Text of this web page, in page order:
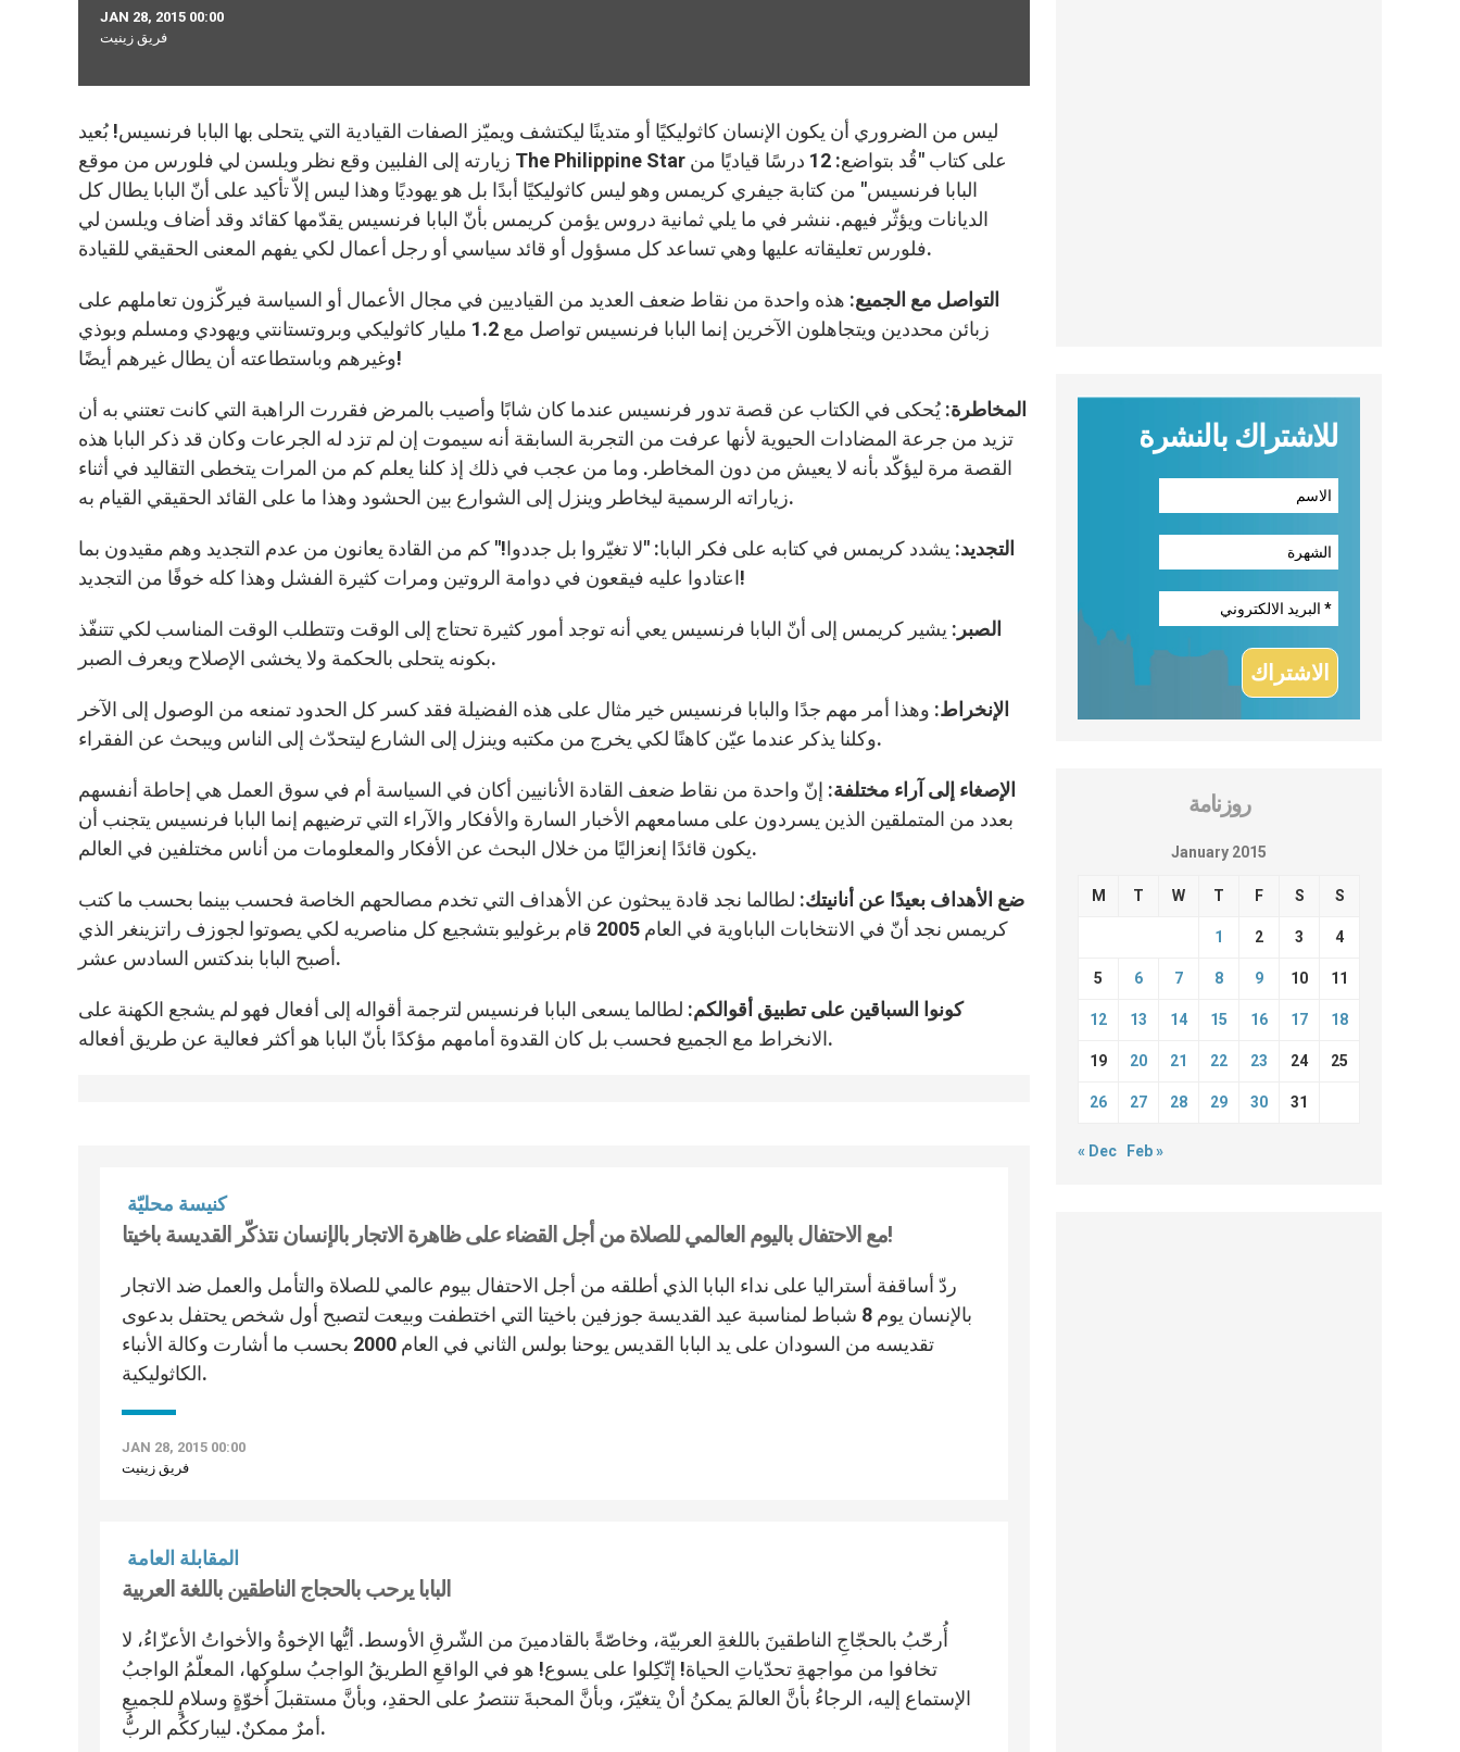
JAN 28, 2015 00:00
فريق زينيت
ليس من الضروري أن يكون الإنسان كاثوليكيًا أو متدينًا ليكتشف ويميّز الصفات القيادية التي يتحلى بها البابا فرنسيس! بُعيد
زيارته إلى الفلبين وقع نظر ويلسن لي فلورس من موقع The Philippine Star على كتاب "قُد بتواضع: 12 درسًا قياديًا من
البابا فرنسيس" من كتابة جيفري كريمس وهو ليس كاثوليكيًا أبدًا بل هو يهوديًا وهذا ليس إلاّ تأكيد على أنّ البابا يطال كل
الديانات ويؤثّر فيهم. ننشر في ما يلي ثمانية دروس يؤمن كريمس بأنّ البابا فرنسيس يقدّمها كقائد وقد أضاف ويلسن لي
فلورس تعليقاته عليها وهي تساعد كل مسؤول أو قائد سياسي أو رجل أعمال لكي يفهم المعنى الحقيقي للقيادة.
التواصل مع الجميع: هذه واحدة من نقاط ضعف العديد من القياديين في مجال الأعمال أو السياسة فيركّزون تعاملهم على
زبائن محددين ويتجاهلون الآخرين إنما البابا فرنسيس تواصل مع 1.2 مليار كاثوليكي وبروتستانتي ويهودي ومسلم وبوذي
وغيرهم وباستطاعته أن يطال غيرهم أيضًا!
المخاطرة: يُحكى في الكتاب عن قصة تدور فرنسيس عندما كان شابًا وأصيب بالمرض فقررت الراهبة التي كانت تعتني به أن
تزيد من جرعة المضادات الحيوية لأنها عرفت من التجربة السابقة أنه سيموت إن لم تزد له الجرعات وكان قد ذكر البابا هذه
القصة مرة ليؤكّد بأنه لا يعيش من دون المخاطر. وما من عجب في ذلك إذ كلنا يعلم كم من المرات يتخطى التقاليد في أثناء
زياراته الرسمية ليخاطر وينزل إلى الشوارع بين الحشود وهذا ما على القائد الحقيقي القيام به.
التجديد: يشدد كريمس في كتابه على فكر البابا: "لا تغيّروا بل جددوا!" كم من القادة يعانون من عدم التجديد وهم مقيدون بما
اعتادوا عليه فيقعون في دوامة الروتين ومرات كثيرة الفشل وهذا كله خوفًا من التجديد!
الصبر: يشير كريمس إلى أنّ البابا فرنسيس يعي أنه توجد أمور كثيرة تحتاج إلى الوقت وتتطلب الوقت المناسب لكي تتنفّذ
بكونه يتحلى بالحكمة ولا يخشى الإصلاح ويعرف الصبر.
الإنخراط: وهذا أمر مهم جدًا والبابا فرنسيس خير مثال على هذه الفضيلة فقد كسر كل الحدود تمنعه من الوصول إلى الآخر
وكلنا يذكر عندما عيّن كاهنًا لكي يخرج من مكتبه وينزل إلى الشارع ليتحدّث إلى الناس ويبحث عن الفقراء.
الإصغاء إلى آراء مختلفة: إنّ واحدة من نقاط ضعف القادة الأنانيين أكان في السياسة أم في سوق العمل هي إحاطة أنفسهم
بعدد من المتملقين الذين يسردون على مسامعهم الأخبار السارة والأفكار والآراء التي ترضيهم إنما البابا فرنسيس يتجنب أن
يكون قائدًا إنعزاليًا من خلال البحث عن الأفكار والمعلومات من أناس مختلفين في العالم.
ضع الأهداف بعيدًا عن أنانيتك: لطالما نجد قادة يبحثون عن الأهداف التي تخدم مصالحهم الخاصة فحسب بينما بحسب ما كتب
كريمس نجد أنّ في الانتخابات الباباوية في العام 2005 قام برغوليو بتشجيع كل مناصريه لكي يصوتوا لجوزف راتزينغر الذي
أصبح البابا بندكتس السادس عشر.
كونوا السباقين على تطبيق أقوالكم: لطالما يسعى البابا فرنسيس لترجمة أقواله إلى أفعال فهو لم يشجع الكهنة على
الانخراط مع الجميع فحسب بل كان القدوة أمامهم مؤكدًا بأنّ البابا هو أكثر فعالية عن طريق أفعاله.
كنيسة محليّة
مع الاحتفال باليوم العالمي للصلاة من أجل القضاء على ظاهرة الاتجار بالإنسان نتذكّر القديسة باخيتا!
ردّ أساقفة أستراليا على نداء البابا الذي أطلقه من أجل الاحتفال بيوم عالمي للصلاة والتأمل والعمل ضد الاتجار
بالإنسان يوم 8 شباط لمناسبة عيد القديسة جوزفين باخيتا التي اختطفت وبيعت لتصبح أول شخص يحتفل بدعوى
تقديسه من السودان على يد البابا القديس يوحنا بولس الثاني في العام 2000 بحسب ما أشارت وكالة الأنباء
الكاثوليكية.
JAN 28, 2015 00:00
فريق زينيت
المقابلة العامة
البابا يرحب بالحجاج الناطقين باللغة العربية
أُرحّبُ بالحجّاجِ الناطقينَ باللغةِ العربيّة، وخاصّةً بالقادمينَ من الشّرقِ الأوسط. أيُّها الإخوةُ والأخواتُ الأعزّاءُ، لا
تخافوا من مواجهةِ تحدّياتِ الحياة! إتّكِلوا على يسوع! هو في الواقعِ الطريقُ الواجبُ سلوكها، المعلّمُ الواجبُ
الإستماع إليه، الرجاءُ بأنَّ العالمَ يمكنُ أنْ يتغيّرَ، وبأنَّ المحبةَ تنتصرُ على الحقدِ، وبأنَّ مستقبلَ أُخوّةٍ وسلامٍ للجميعِ
أمرٌ ممكنٌ. ليبارككُم الربُّ.
للاشتراك بالنشرة
روزنامة
January 2015
M T W T F S S
1 2 3 4
5 6 7 8 9 10 11
12 13 14 15 16 17 18
19 20 21 22 23 24 25
26 27 28 29 30 31
« Dec Feb »